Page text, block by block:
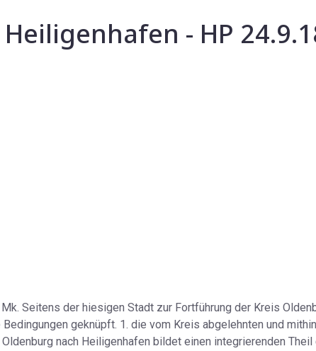
- HP
Seitens der hiesigen Stadt zur Fortführung der Kreis
geknüpft. 1. die vom Kreis abgelehnten und
nach Heiligenhafen bildet einen integrierenden